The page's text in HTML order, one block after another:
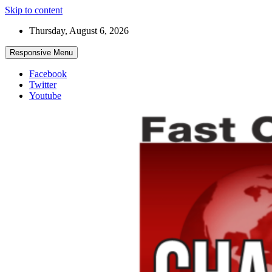
Skip to content
Thursday, August 6, 2026
Responsive Menu
Facebook
Twitter
Youtube